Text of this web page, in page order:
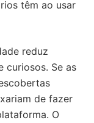
têm ao usar
reduz
curiosos. Se as
de fazer
O